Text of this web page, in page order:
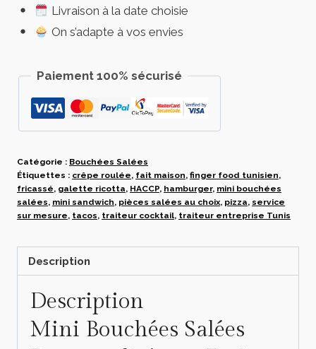
Salées
à
Personnalisée
Livraison à la date choisie
On s’adapte à vos envies
Paiement 100% sécurisé
Catégorie : Bouchées Salées
Étiquettes : crêpe roulée, fait maison, finger food tunisien,
fricassé, galette ricotta, HACCP, hamburger, mini bouchées
salées, mini sandwich, pièces salées au choix, pizza, service
sur mesure, tacos, traiteur cocktail, traiteur entreprise Tunis
Description
Description
Mini Bouchées Salées